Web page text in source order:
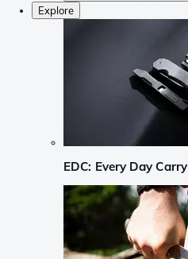
Explore
EDC: Every Day Carry